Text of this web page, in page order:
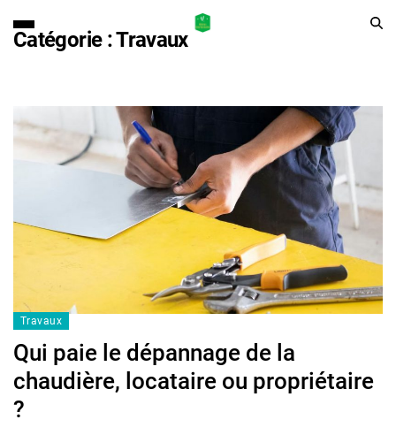
Catégorie :Travaux
Travaux
Qui paie le dépannage de la
chaudière, locataire ou propriétaire
?